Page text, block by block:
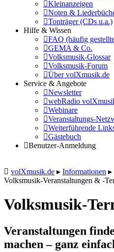
Kleinanzeigen
Noten &
Tonträger (CDs u.a.)
Hilfe & Wissen
FAQ (häufig
GEMA & Co.
Volksmusik-Glossar
Volksmusik-Forum
Über volXmusik.de
Service & Angebote
Newsletter
webRadio
Webinare
Veranstaltungs-
Weiterführende
Gästebuch
Benutzer-Anmeldung
volXmusik.de ▸ Informationen ▸
Volksmusik-Veranstaltungen & -
Volksmusik-
Veranstaltungen
machen – ganz